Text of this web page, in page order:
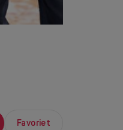
Favoriet